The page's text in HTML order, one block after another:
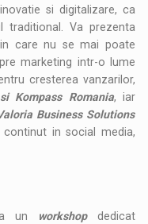
si digitalizare, ca
traditional. Va prezenta
care nu se mai poate
marketing intr-o lume
cresterea vanzarilor,
Kompass Romania, iar
Business Solutions
in social media,
un workshopdedicat